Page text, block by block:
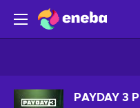
PAYDAY 3